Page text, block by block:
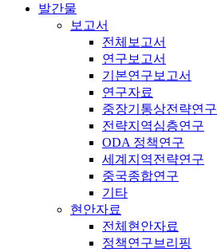
발간물
보고서
전체보고서
연구보고서
기본연구보고서
연구자료
중장기통상전략연구
전략지역심층연구
ODA 정책연구
세계지역전략연구
중국종합연구
기타
현안자료
전체현안자료
정책연구브리핑